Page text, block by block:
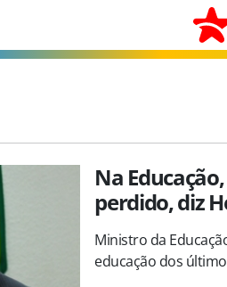
Na
perdido, diz
Ministro da
educação dos